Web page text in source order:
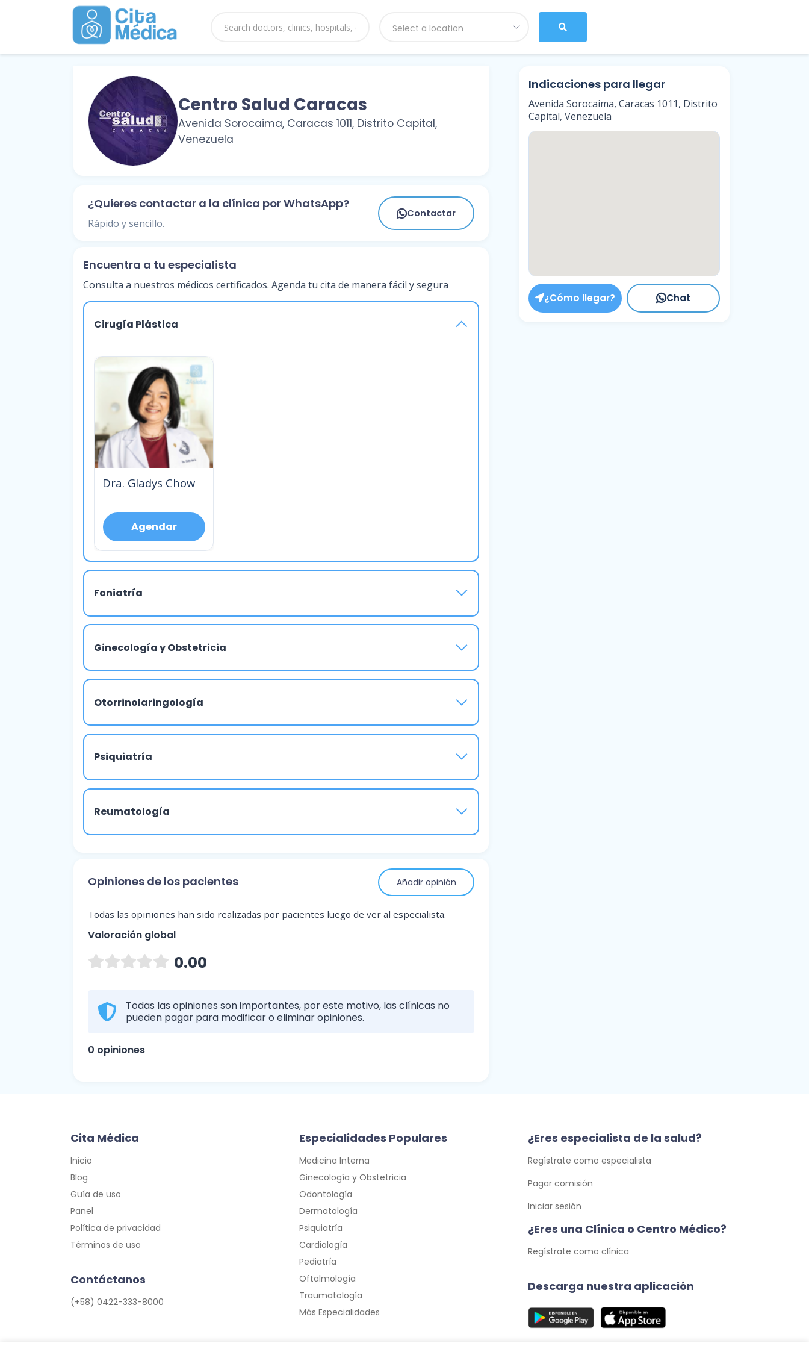
Select a location
Centro Salud Caracas
Avenida Sorocaima, Caracas 1011, Distrito Capital,
Venezuela
¿Quieres contactar a la clínica por WhatsApp?
Rápido y sencillo.
Contactar
Encuentra a tu especialista
Consulta a nuestros médicos certificados. Agenda tu cita de manera fácil y segura
Cirugía Plástica
Dra. Gladys Chow
Agendar
Foniatría
Ginecología y Obstetricia
Otorrinolaringología
Psiquiatría
Reumatología
Opiniones de los pacientes Añadir opinión
Todas las opiniones han sido realizadas por pacientes luego de ver al especialista.
Valoración global
0.00
Todas las opiniones son importantes, por este motivo, las clínicas no
pueden pagar para modificar o eliminar opiniones.
0 opiniones
Indicaciones para llegar
Avenida Sorocaima, Caracas 1011, Distrito
Capital, Venezuela
¿Cómo llegar? Chat
Cita Médica
Inicio
Blog
Guía de uso
Panel
Política de privacidad
Términos de uso
Contáctanos
(+58) 0422-333-8000
Especialidades Populares
Medicina Interna
Ginecología y Obstetricia
Odontología
Dermatología
Psiquiatría
Cardiología
Pediatría
Oftalmología
Traumatología
Más Especialidades
¿Eres especialista de la salud?
Regístrate como especialista
Pagar comisión
Iniciar sesión
¿Eres una Clínica o Centro Médico?
Regístrate como clínica
Descarga nuestra aplicación